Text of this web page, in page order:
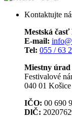
Kontaktujte
Mestská časť
E-mail:
Tel: 055 / 63
Miestny úrad
Festivalové
040 01 Košice
IČO: 00 690
DlČ: